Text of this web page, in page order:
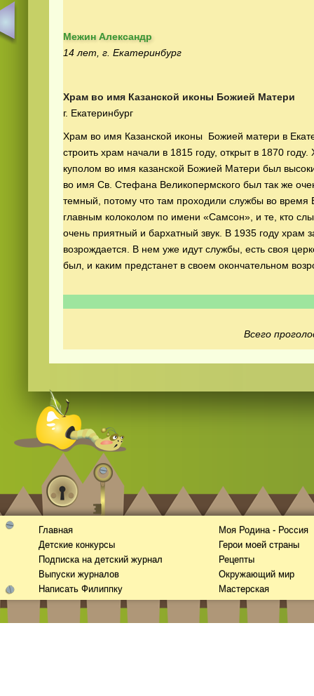
Межин Александр
14 лет, г. Екатеринбург
Храм во имя Казанской иконы Божией Матери
г. Екатеринбург
Храм во имя Казанской иконы Божией матери в
строить храм начали в 1815 году, открыт в 1870
куполом во имя казанской Божией Матери был
во имя Св. Стефана Великопермского был так же
темный, потому что там проходили службы во
главным колоколом по имени «Самсон», и те, кто
очень приятный и бархатный звук. В 1935 году храм
возрождается. В нем уже идут службы, есть своя
был, и каким предстанет в своем окончательном
Всего
Главная
Детские конкурсы
Подписка на детский журнал
Выпуски журналов
Написать Филиппку
Моя Родина - Россия
Герои моей страны
Рецепты
Окружающий мир
Мастерская
Смотреть видео365онлайн